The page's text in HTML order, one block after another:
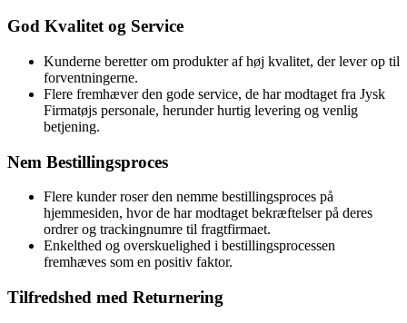
God Kvalitet og Service
Kunderne beretter om produkter af høj kvalitet, der lever op til
forventningerne.
Flere fremhæver den gode service, de har modtaget fra Jysk
Firmatøjs personale, herunder hurtig levering og venlig
betjening.
Nem Bestillingsproces
Flere kunder roser den nemme bestillingsproces på
hjemmesiden, hvor de har modtaget bekræftelser på deres
ordrer og trackingnumre til fragtfirmaet.
Enkelthed og overskuelighed i bestillingsprocessen
fremhæves som en positiv faktor.
Tilfredshed med Returnering